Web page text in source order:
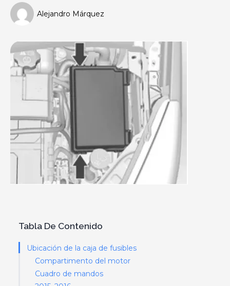
Alejandro Márquez
Tabla De Contenido
Ubicación de la caja de fusibles
Compartimento del motor
Cuadro de mandos